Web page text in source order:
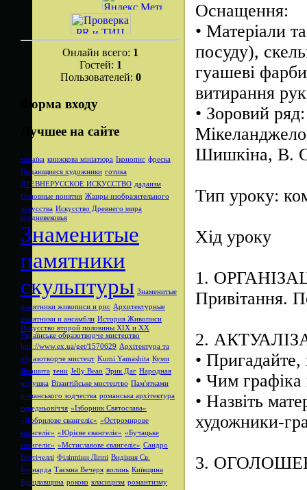
Онлайн всего: 1
Гостей: 1
Пользователей: 0
Форма входу
Лучшее на сайте
мозаїка книжкова мініатюра Іконопис фреска
Выдающиеся художники готика
ДРЕВНЕРУССКОЕ ИСКУССТВО дадаизм
Основные понятия Жанры изобразительного
искусства Искусство Древнего мира
средневековья
Знаменитые
памятники
скульптуры Знаменитые
памятники живописи и рис Архитектурные
памятники и ансамбли История Живописи
Искусство второй половины XIX и XX
Українське образотворче мистецтво
http://www.ex.ua/get/1570629 Архітектура та
образотворче мистецт Kumi Yamashita Куми
Ямашита тени Jelly Bean Эрик Даг Народная
игрушка Візантійське мистецтво Пам'ятками
романського зодчества романська архітектура
середньовіччя «Ізборник Святослава»
«Добрилове євангеліє» «Остромирове
євангеліє» «Юрієве євангеліє» «Бучацьке
євангеліє» «Мстиславове євангеліє» Сандро
Боттічеллі Філіппіни Ліппі Видіння Св.
Бернарда Таємна Вечеря волинь Київщина
Брацлавщина рококо класицизм романтизму
Оснащення:
• Матеріали
посуду),
гуашеві
витирання
• Зоровий ряд:
Шишкіна, В.
Тип уроку:
Хід уроку
1.
Привітання.
2.
• Пригадайте,
• Чим графіка
• Назвіть
художники-
3.